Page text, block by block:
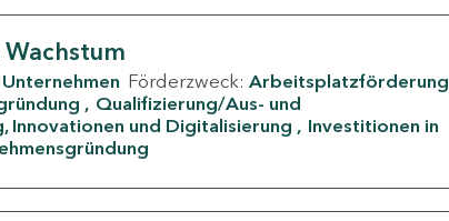
Unternehmen Förderzweck: Arbeitsplatzförderung
Qualifizierung/Aus- und
Innovationen und Digitalisierung
Investitionen in